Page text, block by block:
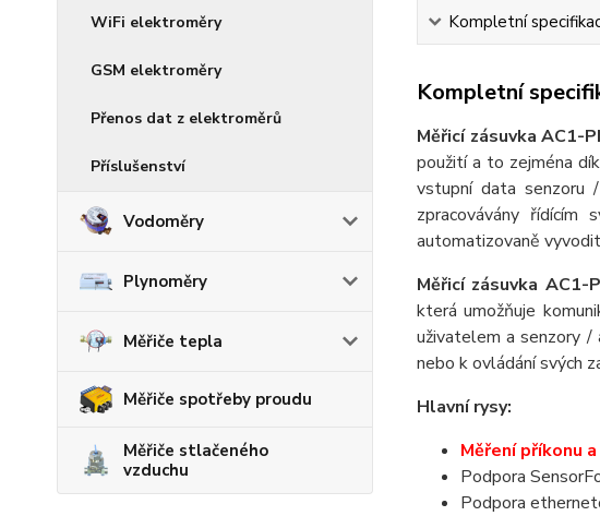
WiFi elektroměry
GSM elektroměry
Přenos dat z elektroměrů
Příslušenství
Vodoměry
Plynoměry
Měřiče tepla
Měřiče spotřeby proudu
Měřiče stlačeného
vzduchu
Kompletní
Kompletní
Měřicí zásuvka AC1-
použití a to zejména
vstupní data senzoru
zpracovávány
automatizovaně
Měřicí zásuvka AC1-
která umožňuje
uživatelem a senzory
nebo k ovládání svých
Hlavní rysy:
Měření příkonu
Podpora
Podpora